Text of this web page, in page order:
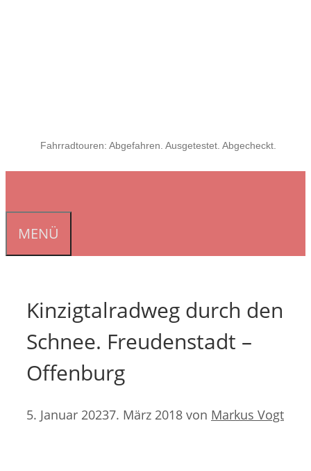
Fahrradtouren: Abgefahren. Ausgetestet. Abgecheckt.
MENÜ
Kinzigtalradweg durch den
Schnee. Freudenstadt –
Offenburg
5. Januar 20237. März 2018 von Markus Vogt